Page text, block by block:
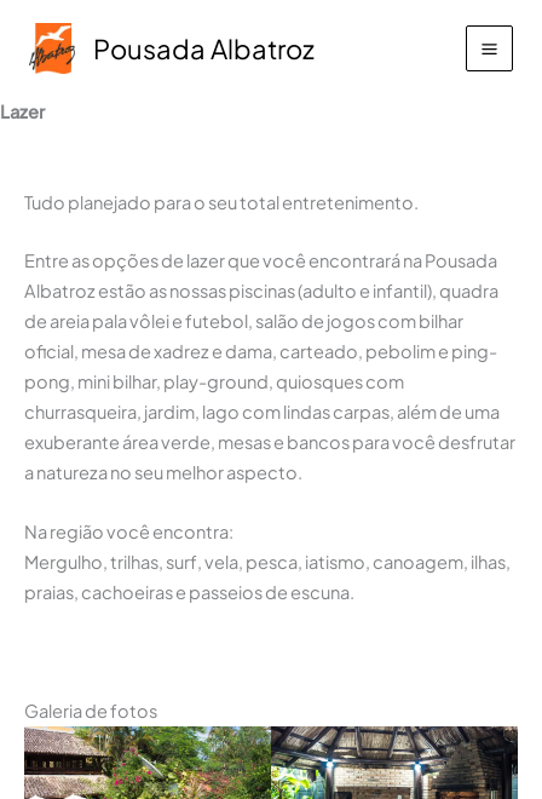
para
conteúdo
Pousada Albatroz
Lazer
Tudo planejado para o seu total entretenimento.
Entre as opções de lazer que você encontrará na Pousada
Albatroz estão as nossas piscinas (adulto e infantil), quadra
de areia pala vôlei e futebol, salão de jogos com bilhar
oficial, mesa de xadrez e dama, carteado, pebolim e ping-
pong, mini bilhar, play-ground, quiosques com
churrasqueira, jardim, lago com lindas carpas, além de uma
exuberante área verde, mesas e bancos para você desfrutar
a natureza no seu melhor aspecto.
Na região você encontra:
Mergulho, trilhas, surf, vela, pesca, iatismo, canoagem, ilhas,
praias, cachoeiras e passeios de escuna.
Galeria de fotos